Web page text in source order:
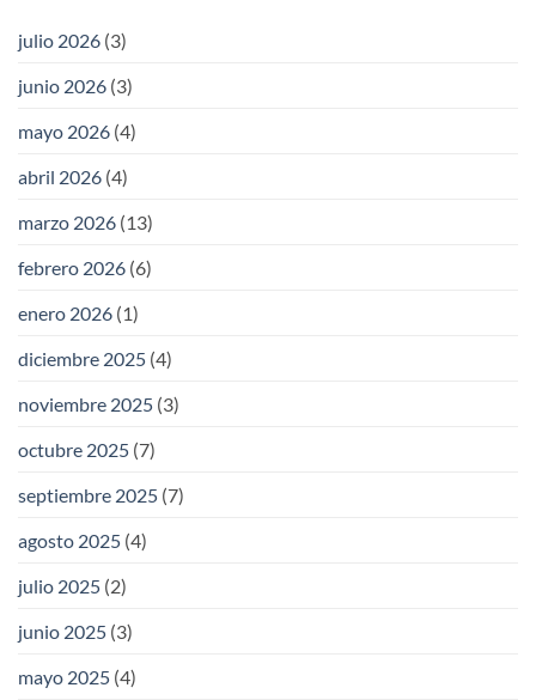
julio 2026 (3)
junio 2026 (3)
mayo 2026 (4)
abril 2026 (4)
marzo 2026 (13)
febrero 2026 (6)
enero 2026 (1)
diciembre 2025 (4)
noviembre 2025 (3)
octubre 2025 (7)
septiembre 2025 (7)
agosto 2025 (4)
julio 2025 (2)
junio 2025 (3)
mayo 2025 (4)